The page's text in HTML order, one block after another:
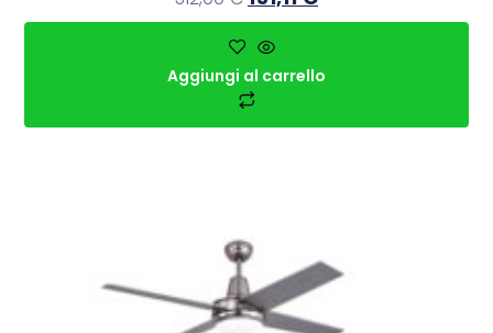
Aggiungi al carrello